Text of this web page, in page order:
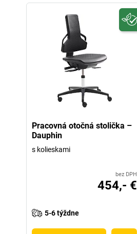
Pracovná otočná stolička –
Dauphin
s kolieskami
bez DPH
454,- €
5-6 týždne